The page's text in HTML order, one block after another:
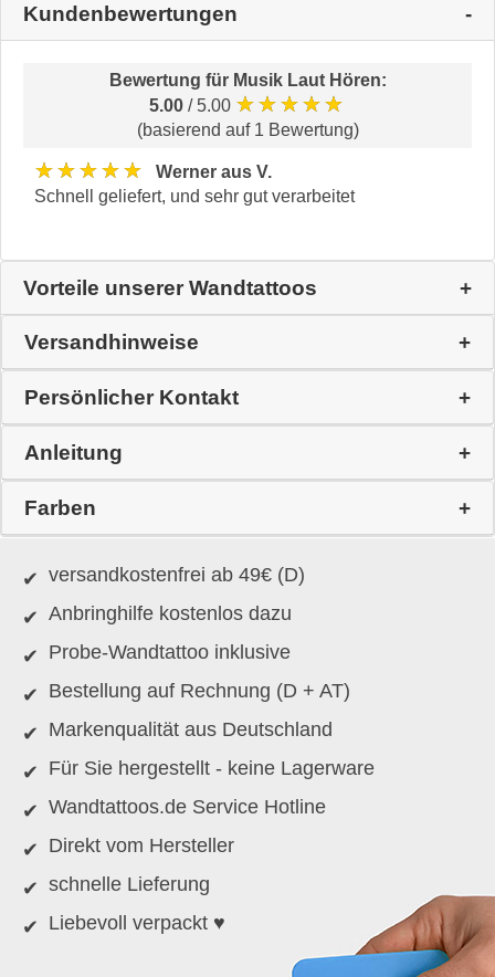
Kundenbewertungen
Bewertung für Musik Laut Hören:
5.00 / 5.00 ★★★★★
(basierend auf 1 Bewertung)
★★★★★
Werner aus V.
Schnell geliefert, und sehr gut verarbeitet
Vorteile unserer Wandtattoos
Versandhinweise
Persönlicher Kontakt
Anleitung
Farben
versandkostenfrei ab 49€ (D)
Anbringhilfe kostenlos dazu
Probe-Wandtattoo inklusive
Bestellung auf Rechnung (D + AT)
Markenqualität aus Deutschland
Für Sie hergestellt - keine Lagerware
Wandtattoos.de Service Hotline
Direkt vom Hersteller
schnelle Lieferung
Liebevoll verpackt ♥